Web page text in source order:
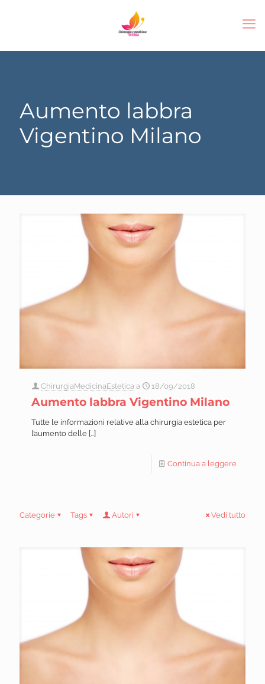
Aumento labbra
Vigentino Milano
ChirurgiaMedicinaEstetica a 18/09/2018
Aumento labbra Vigentino Milano
Tutte le informazioni relative alla chirurgia estetica per
l’aumento delle […]
Continua a leggere
Categorie Tags Autori Vedi tutto